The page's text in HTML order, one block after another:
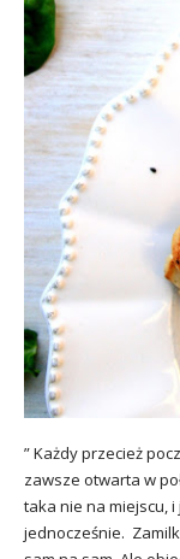
” Każdy przecież
zawsze otwarta w
taka nie na miejscu,
jednocześnie.